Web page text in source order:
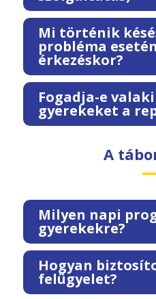
Mi történik
probléma
érkezéskor?
Fogadja-e valaki
gyerekeket a
A
Milyen napi
gyerekekre?
Hogyan
felügyelet?